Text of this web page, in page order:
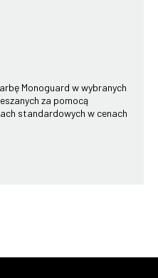
Monoguard w wybranych
za pomocą
standardowych w cenach